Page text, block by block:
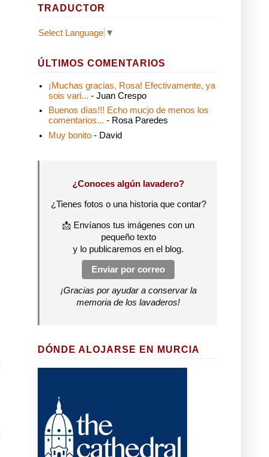
TRADUCTOR
Select Language ▼
ÚLTIMOS COMENTARIOS
¡Muchas gracias, Rosa! Efectivamente, ya
sois vari... - Juan Crespo
Buenos días!!! Echo mucjo de menos los
comentarios... - Rosa Paredes
Muy bonito - David
¿Conoces algún lavadero?
¿Tienes fotos o una historia que contar?
📩 Envíanos tus imágenes con un
pequeño texto
y lo publicaremos en el blog.
Enviar por correo
¡Gracias por ayudar a conservar la
memoria de los lavaderos!
DÓNDE ALOJARSE EN MURCIA